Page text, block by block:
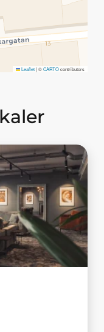
Leaflet|©CARTOcontributors